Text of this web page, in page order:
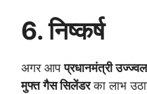
6. निष्कर्ष
अगर आपप्रधानमंत्री
मुफ्त गैस सिलेंडरका लाभ